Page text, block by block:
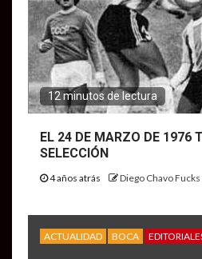
12 minutos de lectura
EL 24 DE MARZO DE 1976
SELECCIÓN
4 años atrás Diego Chavo Fucks
ACTUALIDAD BOCA